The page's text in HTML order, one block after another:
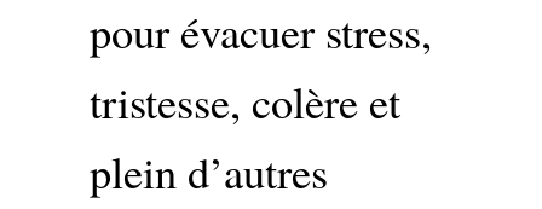
pour évacuer stress,
tristesse, colère et
plein d’autres